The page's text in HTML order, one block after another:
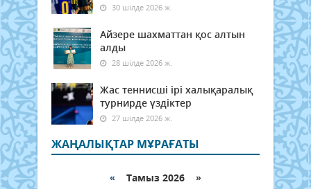
30 шілде 2026 ж.
Айзере шахматтан қос алтын
алды
28 шілде 2026 ж.
Жас теннисші ірі халықаралық
турнирде үздіктер
27 шілде 2026 ж.
ЖАҢАЛЫҚТАР МҰРАҒАТЫ
« Тамыз 2026 »